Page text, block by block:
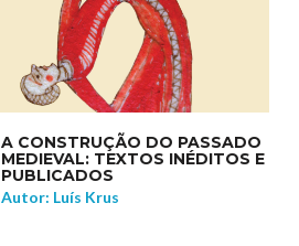
A CONSTRUÇÃO DO PASSADO
MEDIEVAL: TEXTOS INÉDITOS E
PUBLICADOS
Autor: Luís Krus